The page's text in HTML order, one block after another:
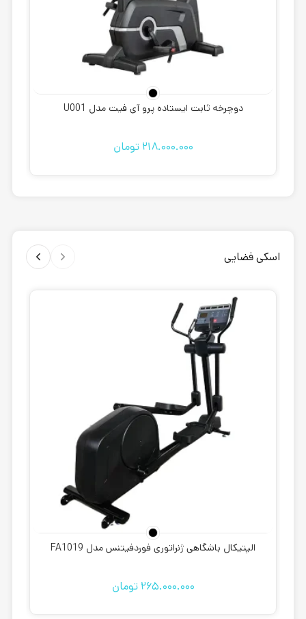
دوچرخه ثابت ایستاده پرو آی فیت مدل U001
218.000.000 تومان
اسکی فضایی
الپتیکال باشگاهی ژنراتوری فوردفیتنس مدل FA1019
265.000.000 تومان